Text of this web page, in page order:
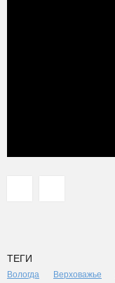
ТЕГИ
Вологда Верховажье